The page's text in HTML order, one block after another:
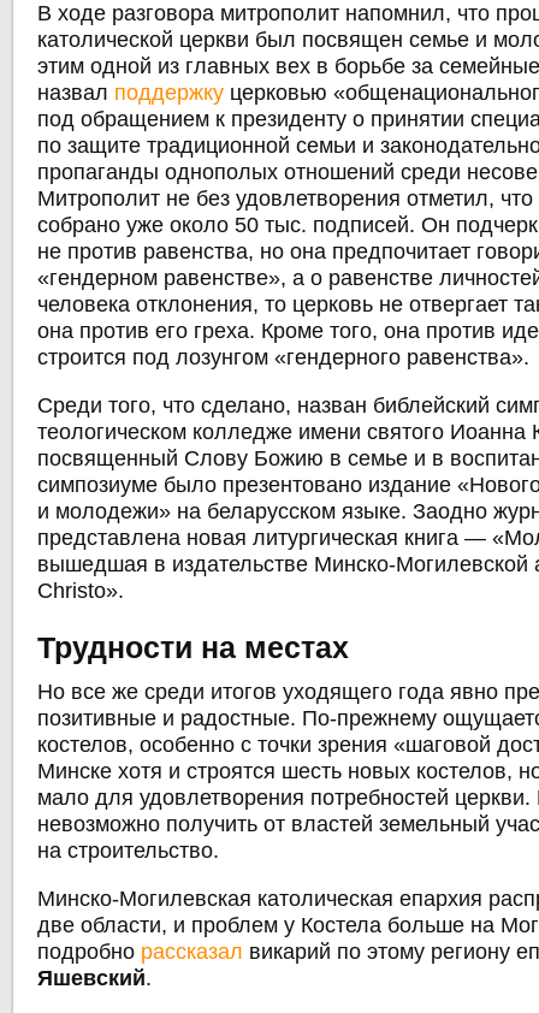
В ходе разговора митрополит напомнил, что
католической церкви был посвящен семье и
этим одной из главных вех в борьбе за
назвал поддержку церковью
под обращением к президенту о принятии
по защите традиционной семьи и
пропаганды однополых отношений среди
Митрополит не без удовлетворения отметил,
собрано уже около 50 тыс. подписей. Он
не против равенства, но она предпочитает
«гендерном равенстве», а о равенстве
человека отклонения, то церковь не отвергает
она против его греха. Кроме того, она против
строится под лозунгом «гендерного равенства».
Среди того, что сделано, назван библейский
теологическом колледже имени святого Иоанна
посвященный Слову Божию в семье и в
симпозиуме было презентовано издание
и молодежи» на беларусском языке. Заодно
представлена новая литургическая книга —
вышедшая в издательстве Минско-Могилевской
Christo».
Трудности на местах
Но все же среди итогов уходящего года явно
позитивные и радостные. По-прежнему
костелов, особенно с точки зрения «шаговой
Минске хотя и строятся шесть новых костелов,
мало для удовлетворения потребностей
невозможно получить от властей земельный
на строительство.
Минско-Могилевская католическая епархия
две области, и проблем у Костела больше на
подробно рассказал викарий по этому региону
Яшевский.